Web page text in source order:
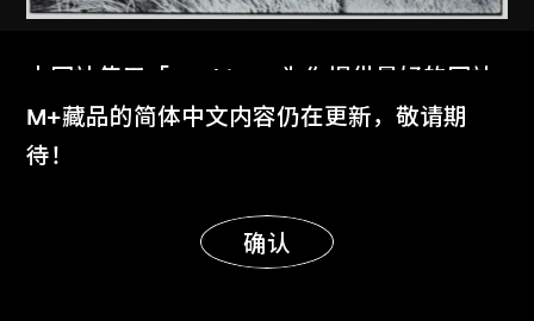
安哥
廣東開平
1981
本网站使用「Cookies」为你提供最好的网站
体验。
了解更多
明白
M+藏品的简体中文内容仍在更新，敬请期
待！
确认
显示更多